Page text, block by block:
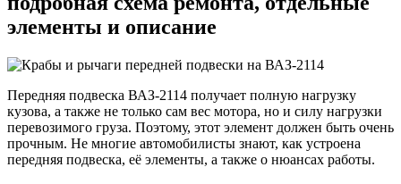
на
и
элементы и описание
Передняя подвеска ВАЗ-2114 получает полную нагрузку
кузова, а также не только сам вес мотора, но и силу нагрузки
перевозимого груза. Поэтому, этот элемент должен быть очень
прочным. Не многие автомобилисты знают, как устроена
передняя подвеска, её элементы, а также о нюансах работы.